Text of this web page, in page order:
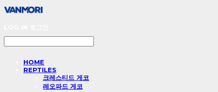
HOME
REPTILES
크레스티드 게코
레오파드 게코